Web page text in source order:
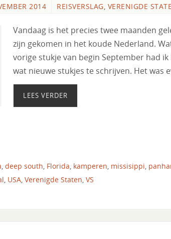
2014 REISVERSLAG, VERENIGDE
Vandaag is het precies twee maanden
zijn gekomen in het koude Nederland.
vorige stukje van begin September had
wat nieuwe stukjes te schrijven. Het was
LEES VERDER
deep south Florida kamperen missisippi
USA Verenigde Staten VS